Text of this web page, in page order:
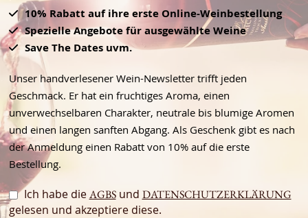
10% Rabatt auf ihre erste Online-Weinbestellung
Spezielle Angebote für ausgewählte Weine
Save The Dates uvm.
Unser handverlesener Wein-Newsletter trifft jeden
Geschmack. Er hat ein fruchtiges Aroma, einen
unverwechselbaren Charakter, neutrale bis blumige Aromen
und einen langen sanften Abgang. Als Geschenk gibt es nach
der Anmeldung einen Rabatt von 10% auf die erste
Bestellung.
Ich habe dieAGBSund DATENSCHUTZERKLÄRUNG
gelesen und akzeptiere diese.